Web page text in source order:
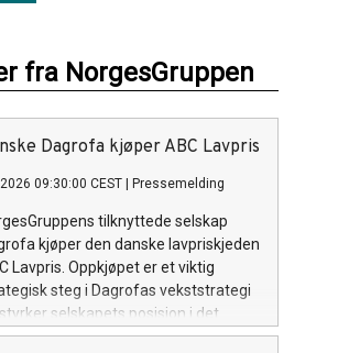
fra NorgesGruppen
Dagrofa kjøper ABC Lavpris
09:30:00 CEST Pressemelding
tilknyttede selskap
kjøper den danske lavpriskjeden
Lavpris. Oppkjøpet er et viktig
steg i Dagrofas vekststrategi
selskapets posisjon i det
dagligvaremarkedet.